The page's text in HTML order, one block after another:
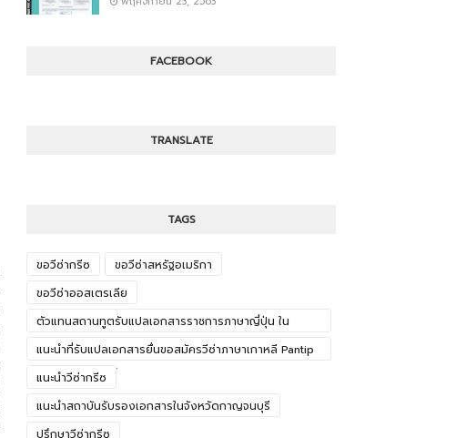
FACEBOOK
TRANSLATE
TAGS
ขอวีซ่ากรีซ
ขอวีซ่าสหรัฐอเมริกา
ขอวีซ่าออสเตรเลีย
ตัวแทนสถานทูตรับแปลเอกสารราชการภาษาญี่ปุ่น ใน
จังหวัดอ่างทอง
แนะนำที่รับแปลเอกสารยื่นขอสมัครวีซ่าภาษาเกาหลี Pantip
ในจังหวัดบุรีรัมย์
แนะนำวีซ่ากรีซ
แนะนำสถาบันรับรองเอกสารในจังหวัดกาญจนบุรี
ปรึกษาวีซ่ากรีซ